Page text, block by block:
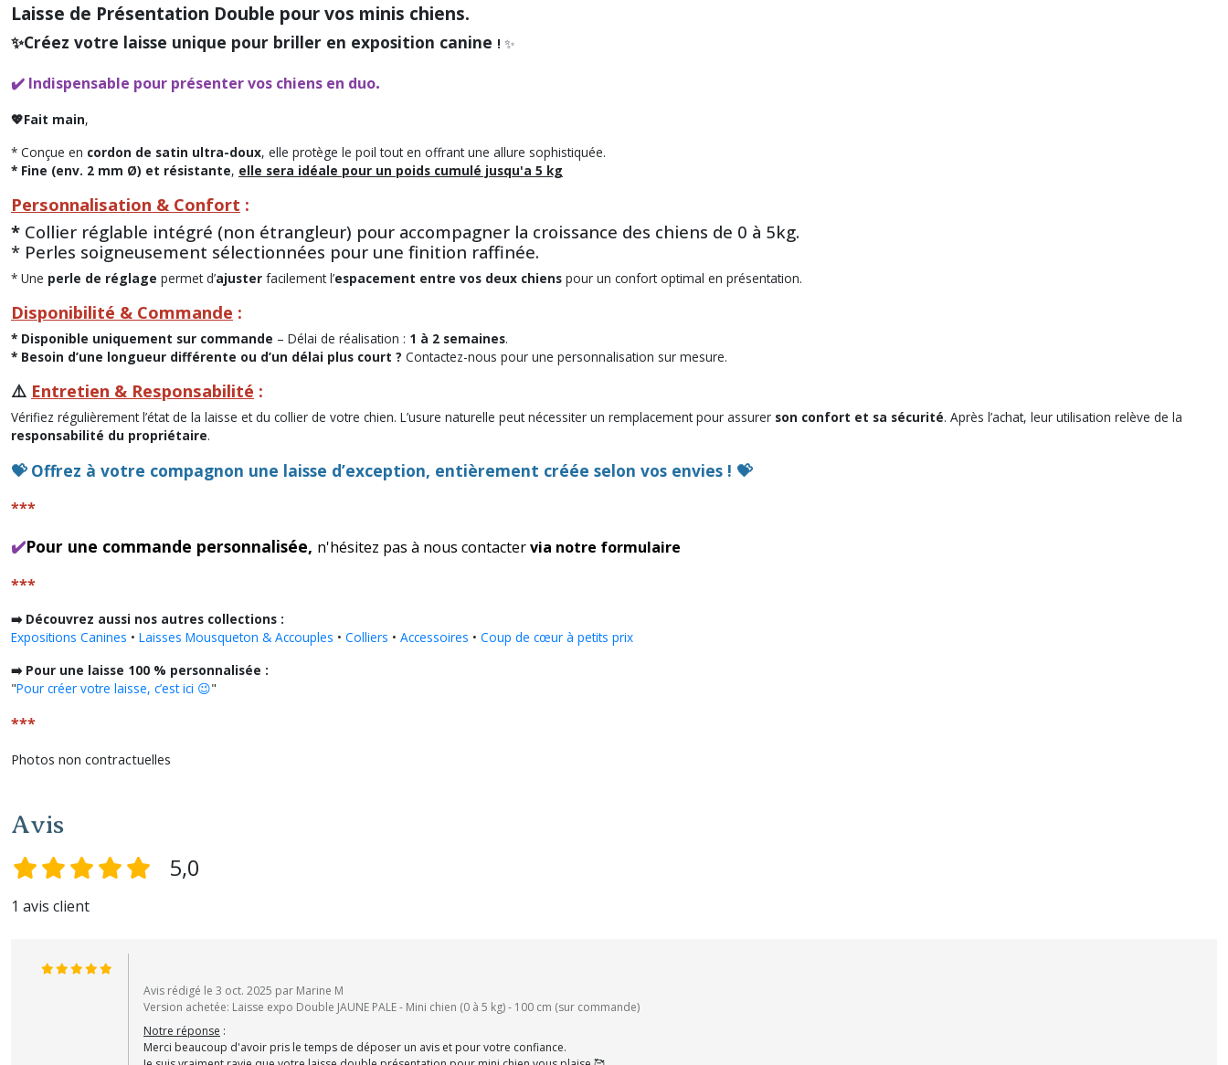
Laisse de Présentation Double pour vos minis chiens.
✨Créez votre laisse unique pour briller en exposition canine ! ✨
✔️ Indispensable pour présenter vos chiens en duo.
💖Fait main,
* Conçue en cordon de satin ultra-doux, elle protège le poil tout en offrant une allure sophistiquée.
* Fine (env. 2 mm Ø) et résistante, elle sera idéale pour un poids cumulé jusqu'a 5 kg
Personnalisation & Confort :
* Collier réglable intégré (non étrangleur) pour accompagner la croissance des chiens de 0 à 5kg.
* Perles soigneusement sélectionnées pour une finition raffinée.
* Une perle de réglage permet d’ajuster facilement l’espacement entre vos deux chiens pour un confort optimal en présentation.
Disponibilité & Commande :
* Disponible uniquement sur commande – Délai de réalisation : 1 à 2 semaines.
* Besoin d’une longueur différente ou d’un délai plus court ? Contactez-nous pour une personnalisation sur mesure.
⚠️ Entretien & Responsabilité :
Vérifiez régulièrement l’état de la laisse et du collier de votre chien. L’usure naturelle peut nécessiter un remplacement pour assurer son confort et sa sécurité. Après l’achat, leur utilisation relève de la
responsabilité du propriétaire.
💝 Offrez à votre compagnon une laisse d’exception, entièrement créée selon vos envies ! 💝
***
✔️Pour une commande personnalisée, n'hésitez pas à nous contactervia notre formulaire
***
➡️ Découvrez aussi nos autres collections :
Expositions Canines • Laisses Mousqueton & Accouples • Colliers • Accessoires • Coup de cœur à petits prix
➡️ Pour une laisse 100 % personnalisée :
"Pour créer votre laisse, c’est ici 😉"
***
Photos non contractuelles
Avis
5,0
1 avis client
Avis rédigé le 3 oct. 2025 par Marine M
Version achetée: Laisse expo Double JAUNE PALE - Mini chien (0 à 5 kg) - 100 cm (sur commande)
Notre réponse :
Merci beaucoup d'avoir pris le temps de déposer un avis et pour votre confiance.